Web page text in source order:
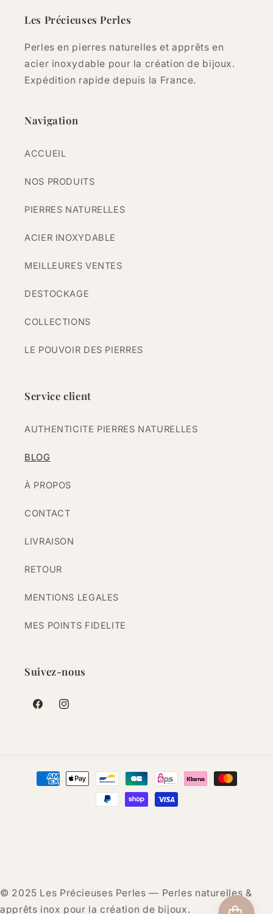
Les Précieuses Perles
Perles en pierres naturelles et apprêts en
acier inoxydable pour la création de bijoux.
Expédition rapide depuis la France.
Navigation
ACCUEIL
NOS PRODUITS
PIERRES NATURELLES
ACIER INOXYDABLE
MEILLEURES VENTES
DESTOCKAGE
COLLECTIONS
LE POUVOIR DES PIERRES
Service client
AUTHENTICITE PIERRES NATURELLES
BLOG
À PROPOS
CONTACT
LIVRAISON
RETOUR
MENTIONS LEGALES
MES POINTS FIDELITE
Suivez-nous
FacebookInstagram
Moyens
© 2025 Les Précieuses Perles — Perles naturelles &
apprêts inox pour la création de bijoux.